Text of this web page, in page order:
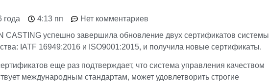
года 4:13 пп
Нет комментариев
CASTING успешно завершила обновление двух сертификатов системы
IATF 16949:2016 и ISO9001:2015, и получила новые сертификаты.
еще раз подтверждает, что система управления качеством
международным стандартам, может удовлетворить строгие